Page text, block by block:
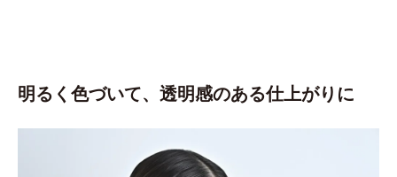
明るく色づいて、透明感のある仕上がりに